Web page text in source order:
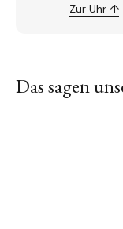
Zur Uhr ↑
Das sagen